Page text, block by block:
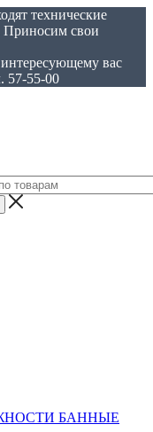
технические
Приносим свои
вас
57-55-00
БАННЫЕ